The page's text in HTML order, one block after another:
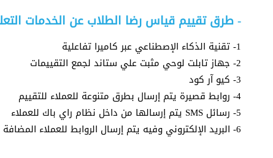
- طرق تقييم قياس رضا الطلاب عن الخدمات
1- تقنية الذكاء الإصطناعي عبر كاميرا تفاعلية
2- جهاز تابلت لوحي مثبت علي ستاند لجمع التقييمات
3- كيو آر كود
4- روابط قصيرة يتم إرسال بطرق متنوعة للعملاء للتقييم
5- رسائل SMS يتم إرسالها من داخل نظام راي باك للعملاء
6- البريد الإلكتروني وفيه يتم إرسال الروابط للعملاء المضافة بياناتهم داخل النظام